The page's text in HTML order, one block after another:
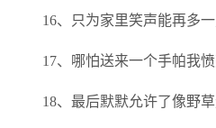
16、只为家里笑声能再多
17、哪怕送来一个手帕我愤
18、最后默默允许了像野